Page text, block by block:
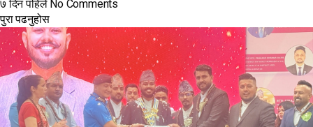
७ दिन पहिले No Comments
पुरा पढनुहोस